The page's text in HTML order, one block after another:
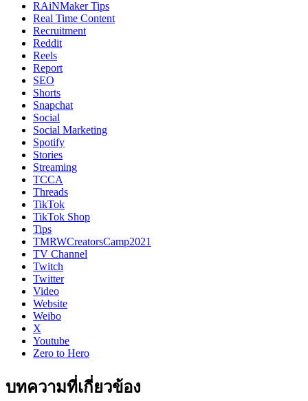
RAiNMaker Tips
Real Time Content
Recruitment
Reddit
Reels
Report
SEO
Shorts
Snapchat
Social
Social Marketing
Spotify
Stories
Streaming
TCCA
Threads
TikTok
TikTok Shop
Tips
TMRWCreatorsCamp2021
TV Channel
Twitch
Twitter
Video
Website
Weibo
X
Youtube
Zero to Hero
บทความที่เกี่ยวข้อง